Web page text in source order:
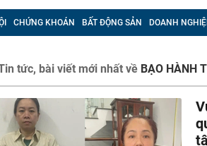
tuyến theo
09:28
Công nghệ
09:27
Nhà phố 100
09:20
Tuyển Việt
09:18
Khung cảnh
tụ tập như "đi
09:16
Dây chuyền
CHỨNG KHOÁN BẤT ĐỘNG SẢN DOANH
tức, bài viết mới nhất về BẠO HÀNH